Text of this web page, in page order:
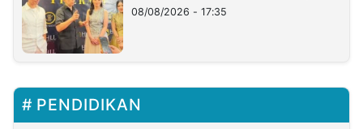
08/08/2026 - 17:35
PENDIDIKAN